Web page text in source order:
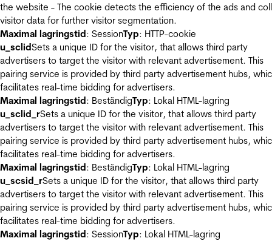
the website - The cookie detects the efficiency of the ads and
visitor data for further visitor segmentation.
Maximal lagringstid: SessionTyp: HTTP-cookie
u_sclidSets a unique ID for the visitor, that allows third party
advertisers to target the visitor with relevant advertisement. This
pairing service is provided by third party advertisement hubs,
facilitates real-time bidding for advertisers.
Maximal lagringstid: BeständigTyp: Lokal HTML-lagring
u_sclid_rSets a unique ID for the visitor, that allows third party
advertisers to target the visitor with relevant advertisement. This
pairing service is provided by third party advertisement hubs,
facilitates real-time bidding for advertisers.
Maximal lagringstid: BeständigTyp: Lokal HTML-lagring
u_scsid_rSets a unique ID for the visitor, that allows third party
advertisers to target the visitor with relevant advertisement. This
pairing service is provided by third party advertisement hubs,
facilitates real-time bidding for advertisers.
Maximal lagringstid: SessionTyp: Lokal HTML-lagring